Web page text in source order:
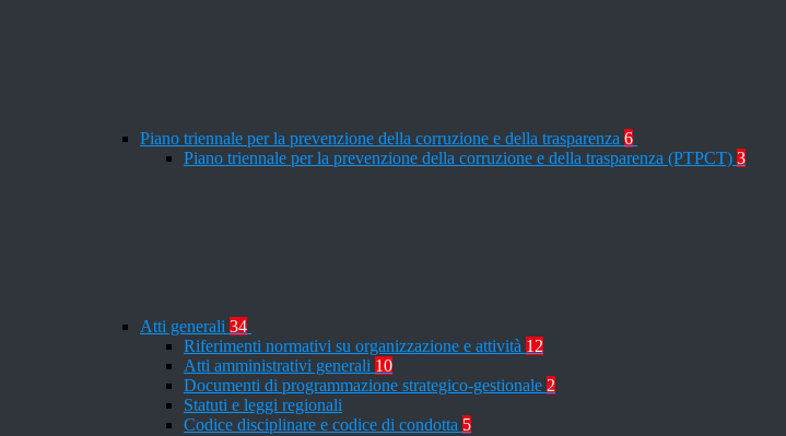
Piano triennale per la prevenzione della corruzione e della trasparenza 6
Piano triennale per la prevenzione della corruzione e della trasparenza (PTPCT) 3
Atti generali 34
Riferimenti normativi su organizzazione e attività 12
Atti amministrativi generali 10
Documenti di programmazione strategico-gestionale 2
Statuti e leggi regionali
Codice disciplinare e codice di condotta 5